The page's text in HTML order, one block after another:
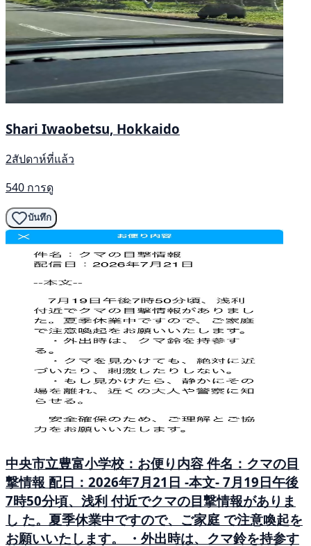
Shari Iwaobetsu, Hokkaido
2สัปดาห์ที่แล้ว
540 การดู
บันทึก
中央市立豊富小学校：お便り内容 件名：クマの目
撃情報 配日：2026年7月21日 -本文- 7月19日午後
7時50分頃、浅利 付近でクマの目撃情報がありま
し た。夏季休業中ですので、ご家庭 で注意喚起を
お願いいたします。 ・外出時は、クマ鈴を持参す